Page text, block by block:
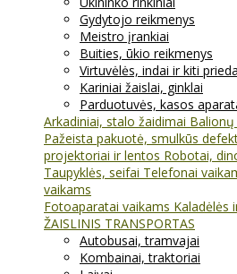
Gydytojo reikmenys
Meistro įrankiai
Buities, ūkio reikmenys
Virtuvėlės, indai ir kiti
Kariniai žaislai, ginklai
Parduotuvės, kasos
Arkadiniai, stalo žaidimai
Pažeista pakuotė, smulkūs
projektoriai ir lentos Robotai,
Taupyklės, seifai Telefonai
vaikams
Fotoaparatai vaikams Kaladėlės
ŽAISLINIS TRANSPORTAS
Autobusai, tramvajai
Kombainai, traktoriai